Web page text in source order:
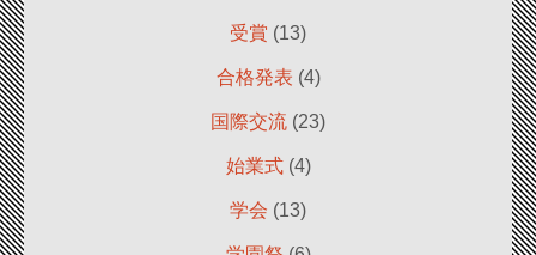
受賞 (13)
合格発表 (4)
国際交流 (23)
始業式(4)
学会 (13)